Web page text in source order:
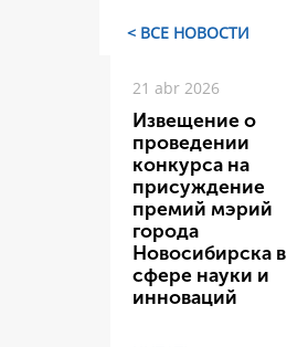
< ВСЕ НОВОСТИ
21 abr 2026
Извещение о
проведении
конкурса на
присуждение
премий мэрий
города
Новосибирска в
сфере науки и
инноваций